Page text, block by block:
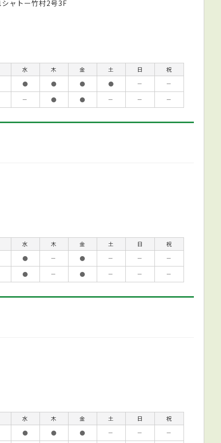
ャトー竹村2号3F
水 木 金 土 日
祝
● ● ● ● －
－
－ ● ● － － －
水 木 金 土 日
祝
● － ● － －
－
● － ● － － －
水 木 金 土 日
祝
● ● ● － －
－